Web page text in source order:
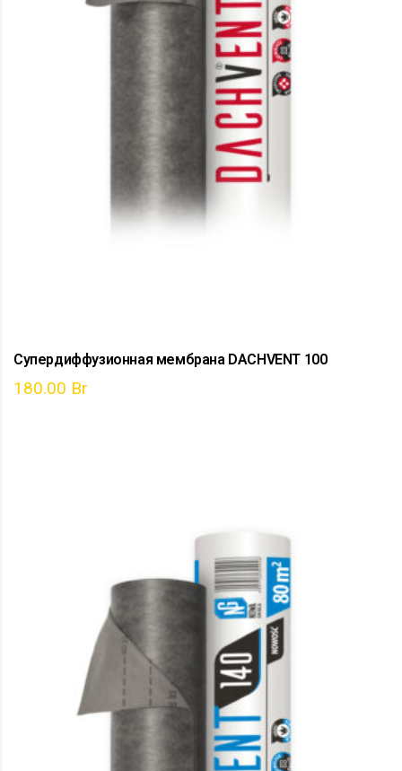
Супердиффузионная мембрана DACHVENT 100
180.00 Br